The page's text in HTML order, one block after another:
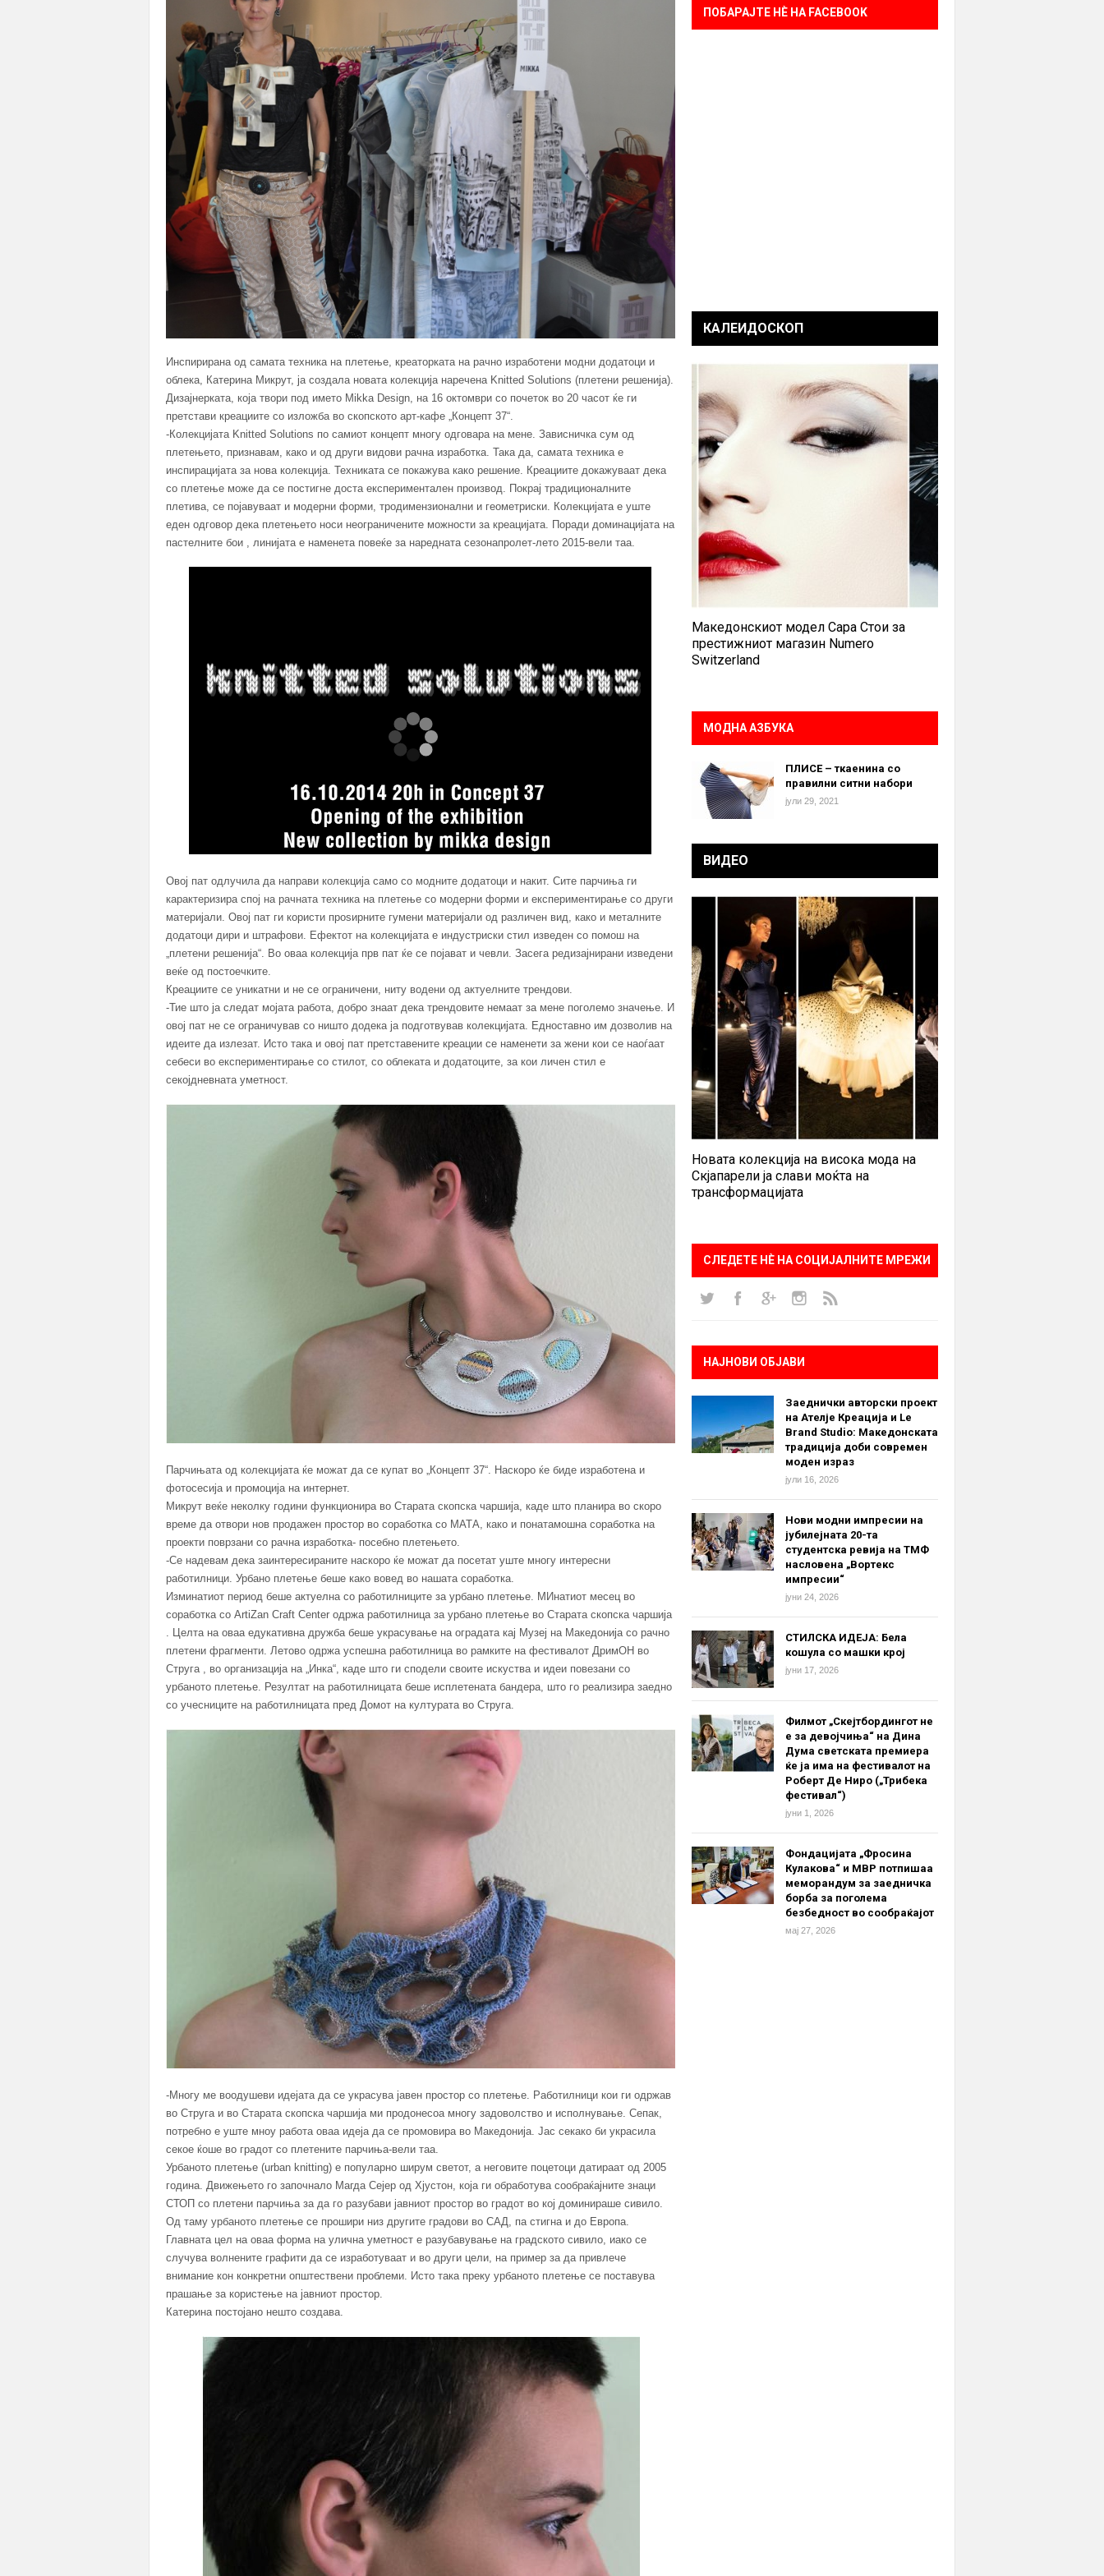
Инспирирана од самата техника на плетење, креаторката на рачно изработени модни додатоци и
облека, Катерина Микрут, ја создала новата колекција наречена Knitted Solutions (плетени решенија).
Дизајнерката, која твори под името Mikka Design, на 16 октомври со почеток во 20 часот ќе ги
претстави креациите со изложба во скопското арт-кафе „Концепт 37“.
-Колекцијата Knitted Solutions по самиот концепт многу одговара на мене. Зависничка сум од
плетењето, признавам, како и од други видови рачна изработка. Така да, самата техника е
инспирацијата за нова колекција. Техниката се покажува како решение. Креациите докажуваат дека
со плетење може да се постигне доста експериментален производ. Покрај традиционалните
плетива, се појавуваат и модерни форми, тродимензионални и геометриски. Колекцијата е уште
еден одговор дека плетењето носи неограничените можности за креацијата. Поради доминацијата на
пастелните бои , линијата е наменета повеќе за наредната сезонапролет-лето 2015-вели таа.
Овој пат одлучила да направи колекција само со модните додатоци и накит. Сите парчиња ги
карактеризира спој на рачната техника на плетење со модерни форми и експериментирање со други
материјали. Овој пат ги користи проѕирните гумени материјали од различен вид, како и металните
додатоци дири и штрафови. Ефектот на колекцијата е индустриски стил изведен со помош на
„плетени решенија“. Во оваа колекција прв пат ќе се појават и чевли. Засега редизајнирани изведени
веќе од постоечките.
Креациите се уникатни и не се ограничени, ниту водени од актуелните трендови.
-Тие што ја следат мојата работа, добро знаат дека трендовите немаат за мене поголемо значење. И
овој пат не се ограничував со ништо додека ја подготвував колекцијата. Едноставно им дозволив на
идеите да излезат. Исто така и овој пат претставените креации се наменети за жени кои се наоѓаат
себеси во експериментирање со стилот, со облеката и додатоците, за кои личен стил е
секојдневната уметност.
Парчињата од колекцијата ќе можат да се купат во „Концепт 37“. Наскоро ќе биде изработена и
фотосесија и промоција на интернет.
Микрут веќе неколку години функционира во Старата скопска чаршија, каде што планира во скоро
време да отвори нов продажен простор во соработка со МАТА, како и понатамошна соработка на
проекти поврзани со рачна изработка- посебно плетењето.
-Се надевам дека заинтересираните наскоро ќе можат да посетат уште многу интересни
работилници. Урбано плетење беше како вовед во нашата соработка.
Изминатиот период беше актуелна со работилниците за урбано плетење. МИнатиот месец во
соработка со ArtiZan Craft Center одржа работилница за урбано плетење во Старата скопска чаршија
. Целта на оваа едукативна дружба беше украсување на оградата кај Музеј на Македонија со рачно
плетени фрагменти. Летово одржа успешна работилница во рамките на фестивалот ДримОН во
Струга , во организација на „Инка“, каде што ги сподели своите искуства и идеи повезани со
урбаното плетење. Резултат на работилницата беше исплетената бандера, што го реализира заедно
со учесниците на работилницата пред Домот на културата во Струга.
-Многу ме воодушеви идејата да се украсува јавен простор со плетење. Работилници кои ги одржав
во Струга и во Старата скопска чаршија ми продонесоа многу задоволство и исполнување. Сепак,
потребно е уште мноу работа оваа идеја да се промовира во Македонија. Јас секако би украсила
секое ќоше во градот со плетените парчиња-вели таа.
Урбаното плетење (urban knitting) е популарно ширум светот, а неговите поцетоци датираат од 2005
година. Движењето го започнало Магда Сејер од Хјустон, која ги обработува сообраќајните знаци
СТОП со плетени парчиња за да го разубави јавниот простор во градот во кој доминираше сивило.
Од таму урбаното плетење се прошири низ другите градови во САД, па стигна и до Европа.
Главната цел на оваа форма на улична уметност е разубавување на градското сивило, иако се
случува волнените графити да се изработуваат и во други цели, на пример за да привлече
внимание кон конкретни општествени проблеми. Исто така преку урбаното плетење се поставува
прашање за користење на јавниот простор.
Катерина постојано нешто создава.
ПОБАРАЈТЕ НÈ НА FACEBOOK
КАЛЕИДОСКОП
Македонскиот модел Сара Стои за
престижниот магазин Numero
Switzerland
МОДНА АЗБУКА
ПЛИСЕ – ткаенина со
правилни ситни набори
јули 29, 2021
ВИДЕО
Новата колекција на висока мода на
Скјапарели ја слави моќта на
трансформацијата
СЛЕДЕТЕ НÈ НА СОЦИЈАЛНИТЕ МРЕЖИ
НАЈНОВИ ОБЈАВИ
Заеднички авторски проект
на Ателје Креација и Le
Brand Studio: Македонската
традиција доби современ
моден израз
јули 16, 2026
Нови модни импресии на
јубилејната 20-та
студентска ревија на ТМФ
насловена „Вортекс
импресии“
јуни 24, 2026
СТИЛСКА ИДЕЈА: Бела
кошула со машки крој
јуни 17, 2026
Филмот „Скејтбордингот не
е за девојчиња“ на Дина
Дума светската премиера
ќе ја има на фестивалот на
Роберт Де Ниро („Трибека
фестивал“)
јуни 1, 2026
Фондацијата „Фросина
Кулакова“ и МВР потпишаа
меморандум за заедничка
борба за поголема
безбедност во сообраќајот
мај 27, 2026